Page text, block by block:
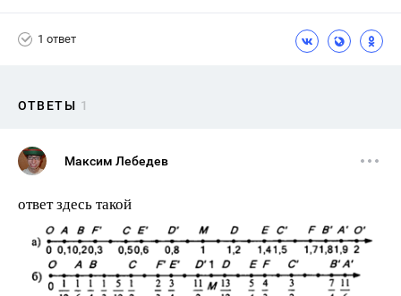
1 ответ
ОТВЕТЫ 1
Максим Лебедев
ответ здесь такой